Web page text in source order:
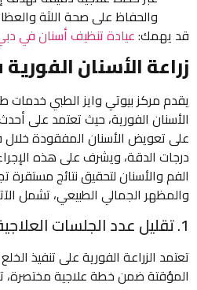
والحفاظ على صحة اللثة
قد يهمك:عيادة تنظيف أسنان في
زراعة الأسنان
يقدم مركز بيوتي وايز الطبي خدمات
الأسنان الفورية، حيث تعتمد على
على تعويض الأسنان المفقودة خلال
درجات الدقة، ويشرف على هذه
الفم والأسنان لتحقيق نتائج مستقرة
والمظهر الجمالي الطبيعي، تشمل
1. تقليل عدد الجلسات العلاجية
تعتمد الزراعة الفورية على تنفيذ
المؤقتة ضمن خطة علاجية مختصرة،